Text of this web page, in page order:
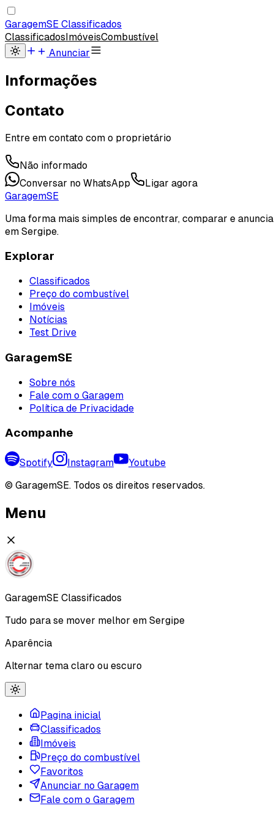
GaragemSE Classificados
ClassificadosImóveisCombustível
Anunciar
Informações
Contato
Entre em contato com o proprietário
Não informado
Conversar no WhatsApp
Ligar agora
GaragemSE
Uma forma mais simples de encontrar, comparar e
em Sergipe.
Explorar
Classificados
Preço do combustível
Imóveis
Notícias
Test Drive
GaragemSE
Sobre nós
Fale com o Garagem
Política de Privacidade
Acompanhe
Spotify Instagram
Youtube
© GaragemSE. Todos os direitos reservados.
Menu
GaragemSE Classificados
Tudo para se mover melhor em Sergipe
Aparência
Alternar tema claro ou escuro
Pagina inicial
Classificados
Imóveis
Preço do combustível
Favoritos
Anunciar no Garagem
Fale com o Garagem